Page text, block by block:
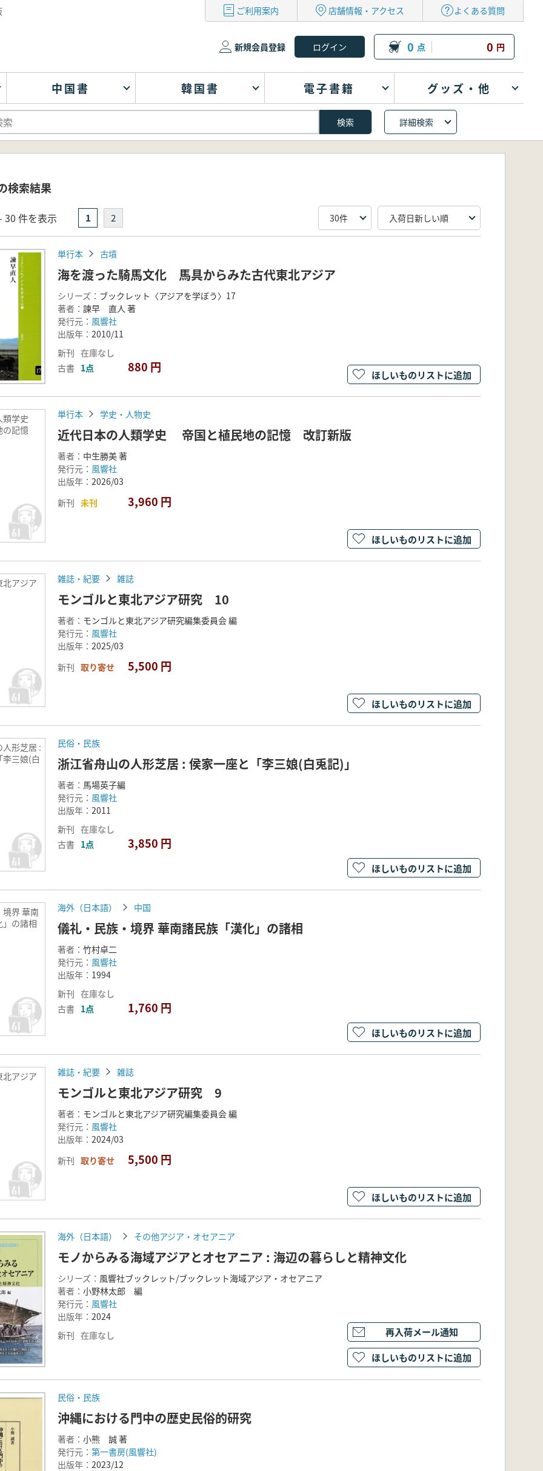
ご利用案内 店舗情報・アクセス よくある質問
新規会員登録 0 点 0 円
中国書 韓国書 電子書籍 グッズ・他
詳細検索
検索結果
30 件を表示 1 2
単行本 古墳
海を渡った騎馬文化 馬具からみた古代東北アジア
シリーズ： ブックレット〈アジアを学ぼう〉17
著者： 諫早 直人 著
発行元： 風響社
出版年： 2010/11
新刊 在庫なし
古書 1点 880 円
ほしいものリストに追加
類学史
の記憶
単行本 学史・人物史
近代日本の人類学史 帝国と植民地の記憶 改訂新版
著者： 中生勝美 著
発行元： 風響社
出版年： 2026/03
新刊 未刊 3,960 円
ほしいものリストに追加
北アジア 雑誌・紀要 雑誌
モンゴルと東北アジア研究 10
著者： モンゴルと東北アジア研究編集委員会 編
発行元： 風響社
出版年： 2025/03
新刊 取り寄せ 5,500 円
ほしいものリストに追加
形芝居 :
三娘(白
民俗・民族
浙江省舟山の人形芝居 : 侯家一座と「李三娘(白兎記)」
著者： 馬場英子編
発行元： 風響社
出版年： 2011
新刊 在庫なし
古書 1点 3,850 円
ほしいものリストに追加
華南
」の諸相
海外（日本語） 中国
儀礼・民族・境界 華南諸民族「漢化」の諸相
著者： 竹村卓二
発行元： 風響社
出版年： 1994
新刊 在庫なし
古書 1点 1,760 円
ほしいものリストに追加
北アジア 雑誌・紀要 雑誌
モンゴルと東北アジア研究 9
著者： モンゴルと東北アジア研究編集委員会 編
発行元： 風響社
出版年： 2024/03
新刊 取り寄せ 5,500 円
ほしいものリストに追加
海外（日本語） その他アジア・オセアニア
モノからみる海域アジアとオセアニア : 海辺の暮らしと精神文化
シリーズ： 風響社ブックレット/ブックレット海域アジア・オセアニア
著者： 小野林太郎 編
発行元： 風響社
出版年： 2024
新刊 在庫なし
再入荷メール通知
ほしいものリストに追加
民俗・民族
沖縄における門中の歴史民俗的研究
著者： 小熊 誠 著
発行元： 第一書房(風響社)
出版年： 2023/12